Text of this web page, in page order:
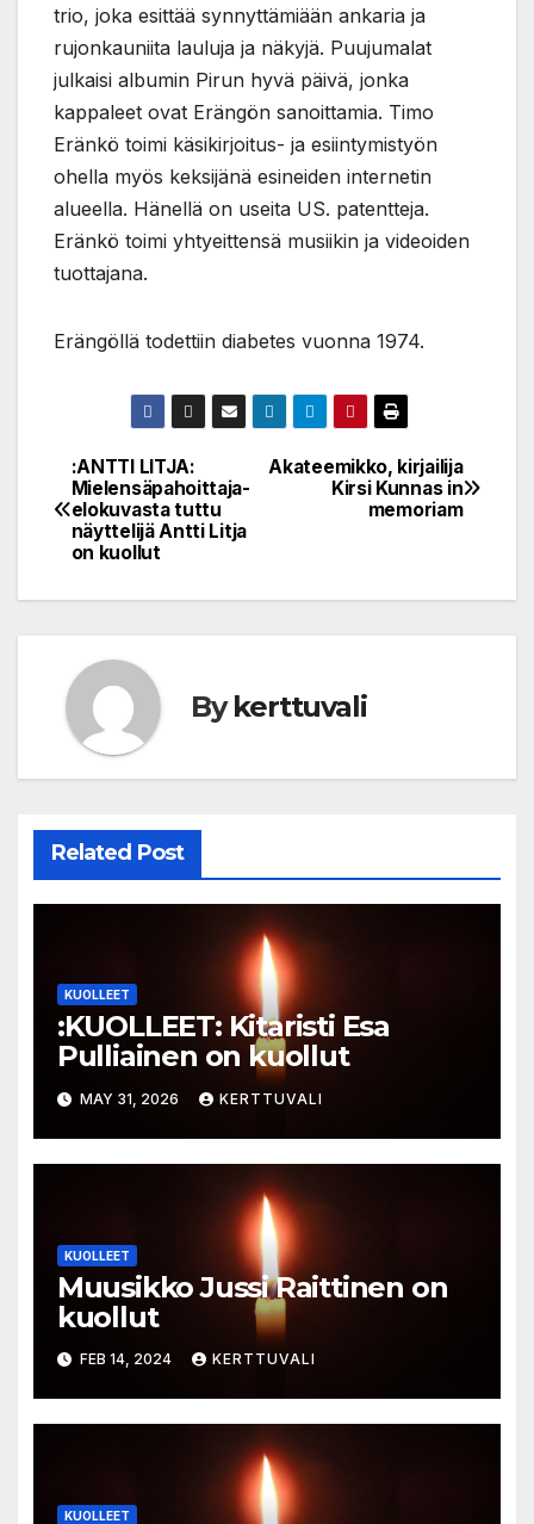
trio, joka esittää synnyttämiään ankaria ja
rujonkauniita lauluja ja näkyjä. Puujumalat
julkaisi albumin Pirun hyvä päivä, jonka
kappaleet ovat Erängön sanoittamia. Timo
Eränkö toimi käsikirjoitus- ja esiintymistyön
ohella myös keksijänä esineiden internetin
alueella. Hänellä on useita US. patentteja.
Eränkö toimi yhtyeittensä musiikin ja videoiden
tuottajana.
Erängöllä todettiin diabetes vuonna 1974.
Post
navigation
Akateemikko, kirjailija
Kirsi Kunnas in
memoriam
:ANTTI LITJA:
Mielensäpahoittaja-
elokuvasta tuttu
näyttelijä Antti Litja
on kuollut
Bykerttuvali
Related Post
KUOLLEET
:KUOLLEET: Kitaristi Esa
Pulliainen on kuollut
MAY 31, 2026 KERTTUVALI
KUOLLEET
Muusikko Jussi Raittinen on
kuollut
FEB 14, 2024 KERTTUVALI
KUOLLEET